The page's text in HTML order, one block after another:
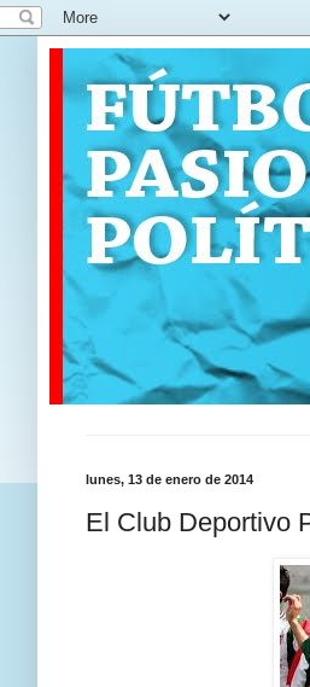
lunes, 13 de enero de 2014
El Club Deportivo